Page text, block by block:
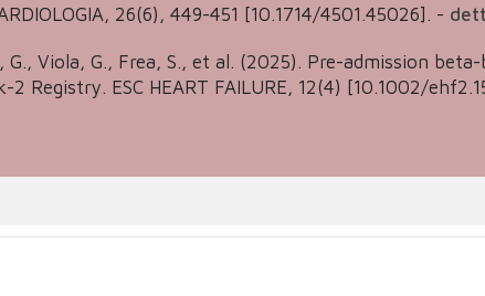
26(6), 449-451 [10.1714/4501.45026]. -
G., Viola, G., Frea, S., et al. (2025). Pre-admission
Registry. ESC HEART FAILURE, 12(4) [10.1002/